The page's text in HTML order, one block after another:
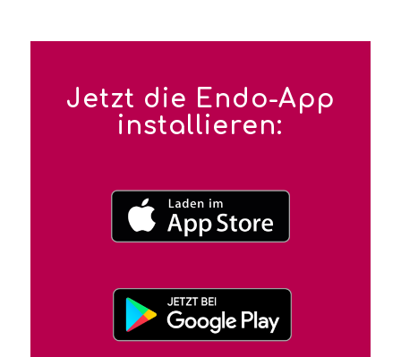
Jetzt die Endo-App
installieren: